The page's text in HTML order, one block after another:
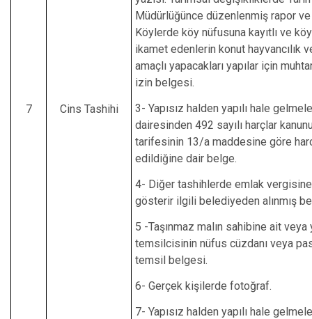
7 Cins Tashihi
Müdürlüğünce düzenlenmiş rapor ve
Köylerde köy nüfusuna kayıtlı ve
ikamet edenlerin konut hayvancılık
amaçlı yapacakları yapılar için
izin belgesi.
3- Yapısız halden yapılı hale
dairesinden 492 sayılı harçlar
tarifesinin 13/a maddesine göre
edildiğine dair belge.
4- Diğer tashihlerde emlak
gösterir ilgili belediyeden alınmış
5 -Taşınmaz malın sahibine ait
temsilcisinin nüfus cüzdanı veya
temsil belgesi.
6- Gerçek kişilerde fotoğraf.
7- Yapısız halden yapılı hale